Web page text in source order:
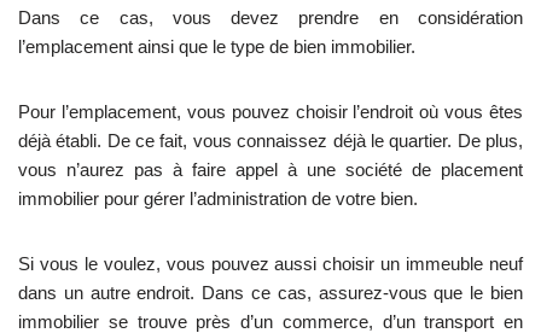
Dans ce cas, vous devez prendre en considération
l’emplacement ainsi que le type de bien immobilier.
Pour l’emplacement, vous pouvez choisir l’endroit où vous êtes
déjà établi. De ce fait, vous connaissez déjà le quartier. De plus,
vous n’aurez pas à faire appel à une société de placement
immobilier pour gérer l’administration de votre bien.
Si vous le voulez, vous pouvez aussi choisir un immeuble neuf
dans un autre endroit. Dans ce cas, assurez-vous que le bien
immobilier se trouve près d’un commerce, d’un transport en